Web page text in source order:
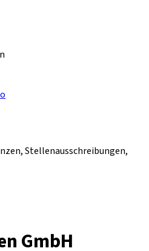
Stellenausschreibungen,
GmbH